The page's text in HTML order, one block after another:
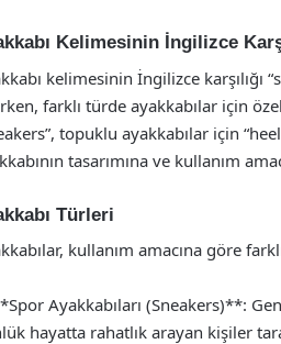
Kelimesinin İngilizce
kelimesinin İngilizce karşılığı
farklı türde ayakkabılar için
topuklu ayakkabılar için
tasarımına ve kullanım
Türleri
kullanım amacına göre
Ayakkabıları (Sneakers)**:
hayatta rahatlık arayan kişiler